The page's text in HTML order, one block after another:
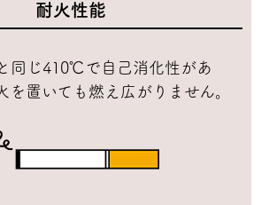
耐火性能
同じ410℃で自己消化性があ
を置いても燃え広がりません。